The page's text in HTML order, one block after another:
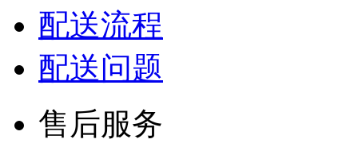
配送流程
配送问题
售后服务